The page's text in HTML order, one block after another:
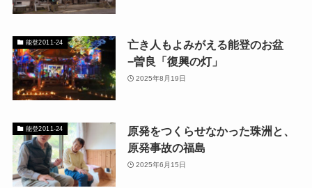
能登2011-24
亡き人もよみがえる能登のお盆
−曽良「復興の灯」
2025年8月19日
能登2011-24
原発をつくらせなかった珠洲と、
原発事故の福島
2025年6月15日